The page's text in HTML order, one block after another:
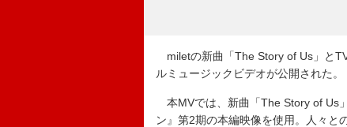
miletの新曲「The Story of Us」と
ルミュージックビデオが公開された。
本MVでは、新曲「The Story of Us
ン』第2期の本編映像を使用。人々と